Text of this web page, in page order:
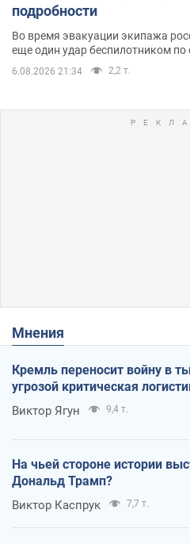
подробности
Во время эвакуации экипажа
еще один удар беспилотником по
6.08.2026 21:34 2,2 т.
Мнения
Кремль переносит войну в
угрозой критическая
Виктор Ягун 9,4 т.
На чьей стороне истории
Дональд Трамп?
Виктор Каспрук 7,7 т.